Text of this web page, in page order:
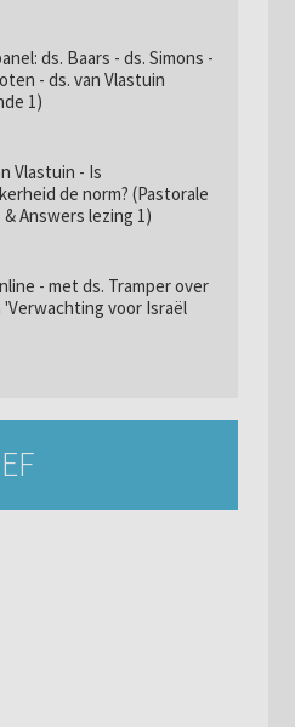
ds. Baars - ds. Simons -
- ds. van Vlastuin
1)
Vlastuin - Is
de norm? (Pastorale
Answers lezing 1)
- met ds. Tramper over
voor Israël